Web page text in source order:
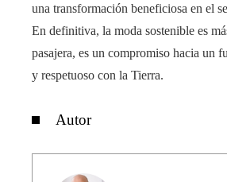
una transformación beneficiosa en el
En definitiva, la moda sostenible es
pasajera, es un compromiso hacia un
y respetuoso con la Tierra.
Autor